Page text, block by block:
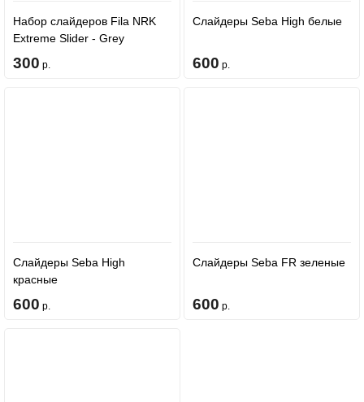
Набор слайдеров Fila NRK
Extreme Slider - Grey
300 р.
Слайдеры Seba High белые
600 р.
Слайдеры Seba High
красные
600 р.
Слайдеры Seba FR зеленые
600 р.